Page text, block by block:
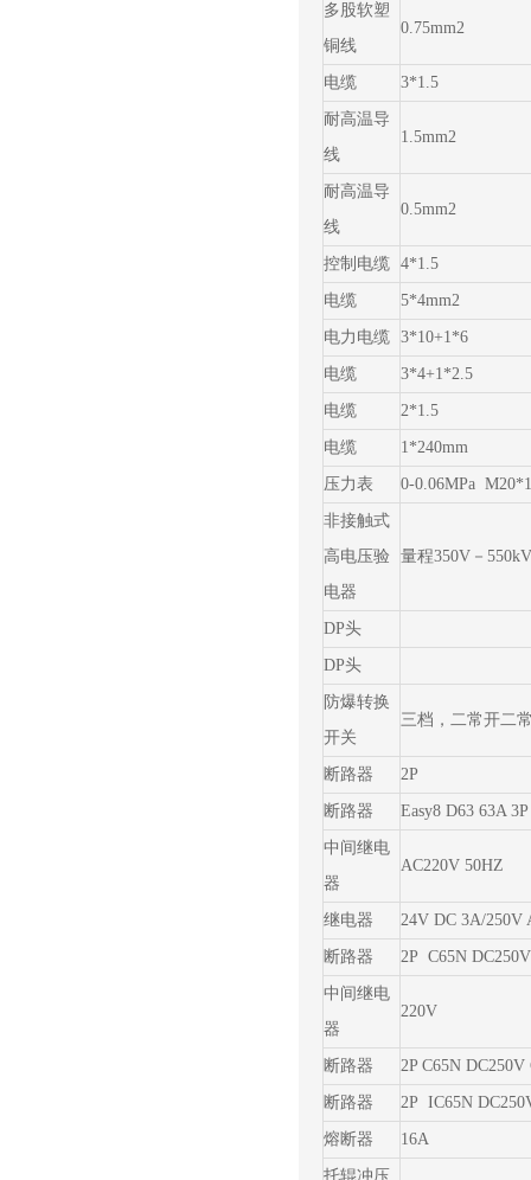
多股软塑
铜线
0.75mm2
电缆 3*1.5
耐高温导
线
1.5mm2
耐高温导
线
0.5mm2
控制电缆 4*1.5
电缆 5*4mm2
电力电缆 3*10+1*6
电缆 3*4+1*2.5
电缆 2*1.5
电缆 1*240mm
压力表 0-0.06MPa
非接触式
高电压验
电器
量程350V－550kV
DP头
DP头
防爆转换
开关
三档，二常开二
断路器 2P
断路器 Easy8 D63 63A 3P
中间继电
器
AC220V 50HZ
继电器 24V DC 3A/250V
断路器 2P C65N
中间继电
器
220V
断路器 2P C65N DC250V
断路器 2P IC65N
熔断器 16A
托辊冲压